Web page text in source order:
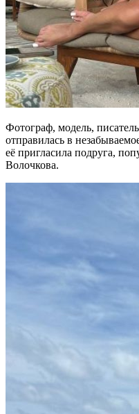
Фотограф, модель,
отправилась в
её пригласила подруга,
Волочкова.